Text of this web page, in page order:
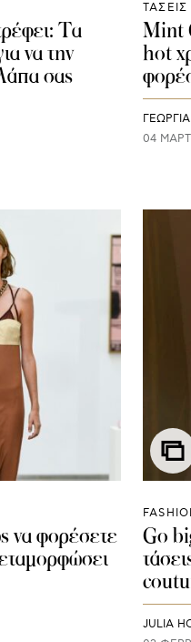
Τα
να την
σας
ΤΑΣΕΙΣ
Mint
hot
04
να φορέσετε
Go
JULIA